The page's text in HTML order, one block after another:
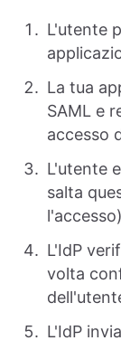
L'utente
La tua
SAML e
accesso
L'utente
salta
L'IdP
volta
L'IdP